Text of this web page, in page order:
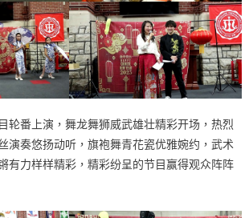
轮番上演，舞龙舞狮威武雄壮精彩开场，热烈
演奏悠扬动听，旗袍舞青花瓷优雅婉约，武术
有力样样精彩，精彩纷呈的节目赢得观众阵阵